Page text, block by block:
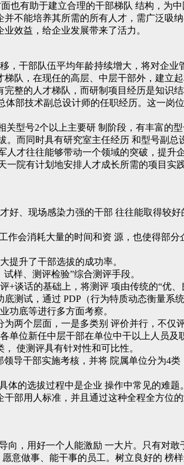
有助于建立合理的干部梯队 结构，为
不能培养其所需的所有人才，需广泛吸
效益，给企业发展带来了活力。
，干部队伍平均年龄持续增大，将对企
队，在现任的高层、中层干部外，建立
整的人才梯队，而研制项目经历是知识
部技术副总设计师的任职经历。这一岗
型号2个以上主要研 制阶段，有丰富的
而同时具有研究室主任经历 和型号副总
才往往能够带动一个领域的突破，提升
院有计划地安排人才成长所需的项目实
、现场感染力强的干部 往往能取得较
会消耗大量的时间和资 源，也使得部
提升了干部选拔的成功率。
样、测评检验”综合测评手段。
谈话的基础上，将测评 项由传统的“优
测试，通过 PDP（行为特质动态衡量系
功底等进行多方面考察。
两个层面，一是多类别 评价并行，不
位新任中层干部在单位中干以上人员
使测评具有针对性和可比性。
导干部实施考核，并将 院属单位分为4
的选拔过程中是企业 操作中常见的难
部用人标准，并且通过这种全程全方位
，用好一个人能激励 一大片。只有对
意做事、能干事的员工。树立良好的 榜